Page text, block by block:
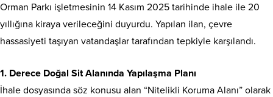
Orman Parkı işletmesinin 14 Kasım 2025 tarihinde ihale ile 20
yıllığına kiraya verileceğini duyurdu. Yapılan ilan, çevre
hassasiyeti taşıyan vatandaşlar tarafından tepkiyle karşılandı.
1. Derece Doğal Sit Alanında Yapılaşma Planı
İhale dosyasında söz konusu alan “Nitelikli Koruma Alanı” olarak